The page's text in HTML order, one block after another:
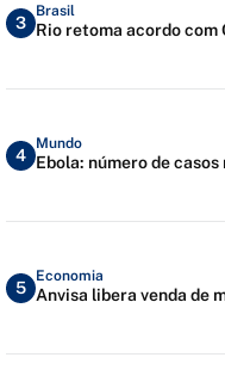
3
Brasil
Rio retoma acordo com
4
Mundo
Ebola: número de casos
5
Economia
Anvisa libera venda de